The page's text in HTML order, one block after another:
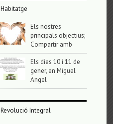
Habitatge
Els nostres
principals objectius;
Compartir amb
Els dies 10 i 11 de
gener, en Miguel
Angel
Revolució Integral